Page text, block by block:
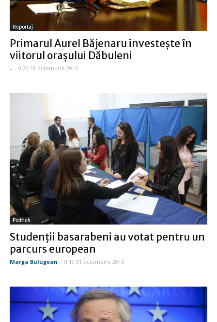
Reportaj
Primarul Aurel Băjenaru investeşte în
viitorul oraşului Dăbuleni
- - 0:20 31 octombrie 2016
Politică
Studenţii basarabeni au votat pentru un
parcurs european
Marga Bulugean - 0:19 31 octombrie 2016